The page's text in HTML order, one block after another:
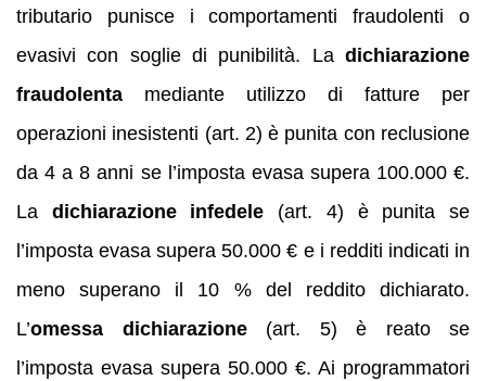
tributario punisce i comportamenti fraudolenti o
evasivi con soglie di punibilità. La dichiarazione
fraudolenta mediante utilizzo di fatture per
operazioni inesistenti (art. 2) è punita con reclusione
da 4 a 8 anni se l’imposta evasa supera 100.000 €.
La dichiarazione infedele (art. 4) è punita se
l’imposta evasa supera 50.000 € e i redditi indicati in
meno superano il 10 % del reddito dichiarato.
L’omessa dichiarazione(art. 5) è reato se
l’imposta evasa supera 50.000 €. Ai programmatori